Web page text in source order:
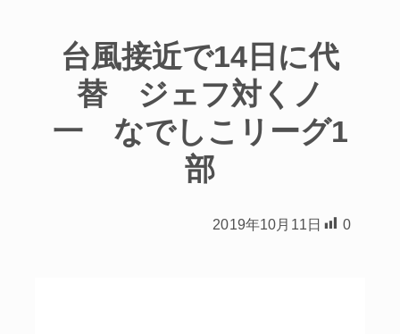
台風接近で14日に代
替 ジェフ対くノ
一 なでしこリーグ1
部
2019年10月11日 0